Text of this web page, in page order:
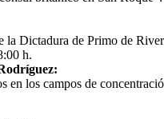
la Dictadura de Primo de
h.
en los campos de